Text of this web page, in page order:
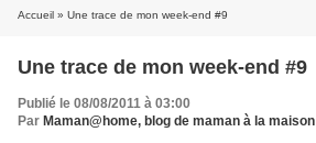
Accueil » Une trace de mon week-end #9
Une trace de mon week-end #9
Publié le 08/08/2011 à 03:00
Par Maman@home, blog de maman à la maison